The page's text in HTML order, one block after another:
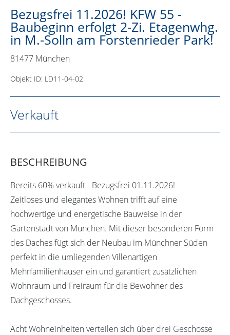
Bezugsfrei 11.2026! KFW 55 -
Baubeginn erfolgt 2-Zi. Etagenwhg.
in M.-Solln am Forstenrieder Park!
81477 München
Objekt ID: LD11-04-02
Verkauft
BESCHREIBUNG
Bereits 60% verkauft - Bezugsfrei 01.11.2026!
Zeitloses und elegantes Wohnen trifft auf eine
hochwertige und energetische Bauweise in der
Gartenstadt von München. Mit dieser besonderen Form
des Daches fügt sich der Neubau im Münchner Süden
perfekt in die umliegenden Villenartigen
Mehrfamilienhäuser ein und garantiert zusätzlichen
Wohnraum und Freiraum für die Bewohner des
Dachgeschosses.
Acht Wohneinheiten verteilen sich über drei Geschosse